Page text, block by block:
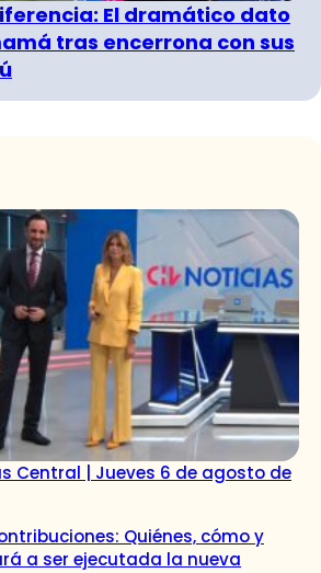
El dramático dato
tras encerrona con sus
Central | Jueves 6 de agosto de
Quiénes, cómo y
a ser ejecutada la nueva